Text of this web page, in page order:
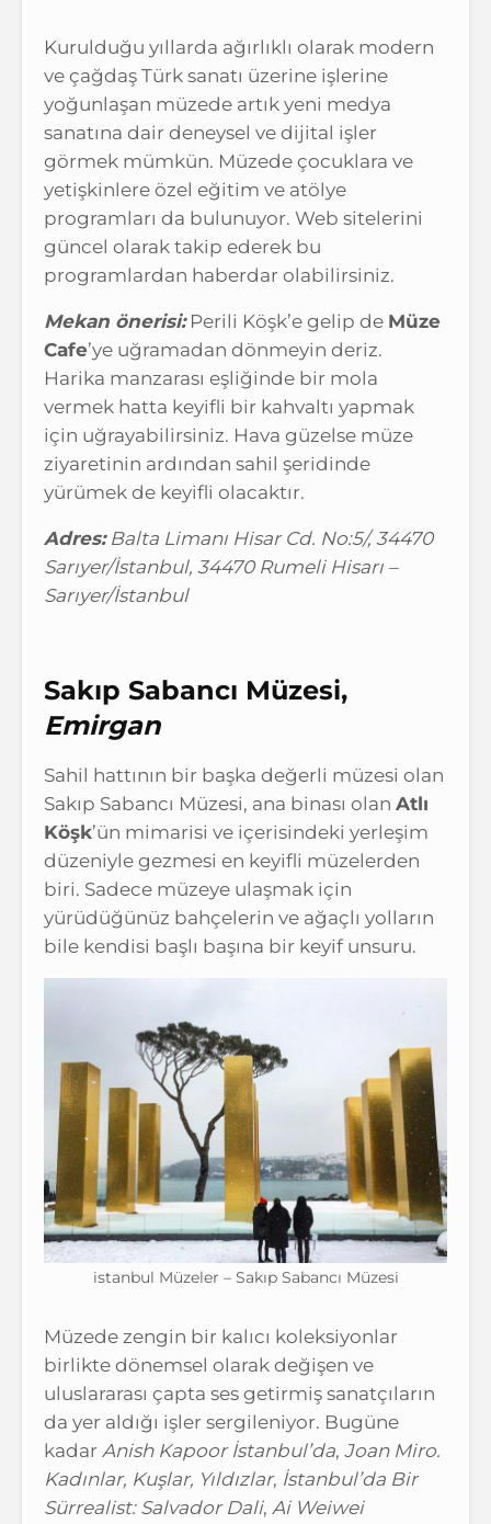
Kurulduğu yıllarda ağırlıklı olarak modern
ve çağdaş Türk sanatı üzerine işlerine
yoğunlaşan müzede artık yeni medya
sanatına dair deneysel ve dijital işler
görmek mümkün. Müzede çocuklara ve
yetişkinlere özel eğitim ve atölye
programları da bulunuyor. Web sitelerini
güncel olarak takip ederek bu
programlardan haberdar olabilirsiniz.
Mekan önerisi:Perili Köşk’e gelip de Müze
Cafe’ye uğramadan dönmeyin deriz.
Harika manzarası eşliğinde bir mola
vermek hatta keyifli bir kahvaltı yapmak
için uğrayabilirsiniz. Hava güzelse müze
ziyaretinin ardından sahil şeridinde
yürümek de keyifli olacaktır.
Adres:Balta Limanı Hisar Cd. No:5/, 34470
Sarıyer/İstanbul, 34470 Rumeli Hisarı –
Sarıyer/İstanbul
Sakıp Sabancı Müzesi,
Emirgan
Sahil hattının bir başka değerli müzesi olan
Sakıp Sabancı Müzesi, ana binası olan Atlı
Köşk’ün mimarisi ve içerisindeki yerleşim
düzeniyle gezmesi en keyifli müzelerden
biri. Sadece müzeye ulaşmak için
yürüdüğünüz bahçelerin ve ağaçlı yolların
bile kendisi başlı başına bir keyif unsuru.
istanbul Müzeler – Sakıp Sabancı Müzesi
Müzede zengin bir kalıcı koleksiyonlar
birlikte dönemsel olarak değişen ve
uluslararası çapta ses getirmiş sanatçıların
da yer aldığı işler sergileniyor. Bugüne
kadar Anish Kapoor İstanbul’da, Joan Miro.
Kadınlar, Kuşlar, Yıldızlar, İstanbul’da Bir
Sürrealist: Salvador Dali, Ai Weiwei